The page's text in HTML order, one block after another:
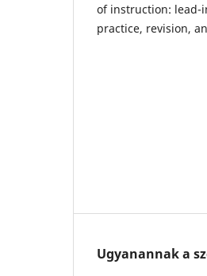
of instruction: lead-
practice, revision,
Ugyanannak a